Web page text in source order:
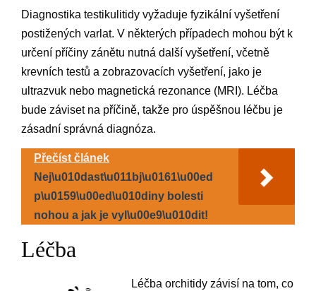
Diagnostika testikulitidy vyžaduje fyzikální vyšetření
postižených varlat. V některých případech mohou být k
určení příčiny zánětu nutná další vyšetření, včetně
krevních testů a zobrazovacích vyšetření, jako je
ultrazvuk nebo magnetická rezonance (MRI). Léčba
bude záviset na příčině, takže pro úspěšnou léčbu je
zásadní správná diagnóza.
Přečíst článek
Nej\u010dast\u011bj\u0161\u00ed
p\u0159\u00ed\u010diny bolesti
nohou a jak je vyl\u00e9\u010dit!
Léčba
Léčba orchitidy závisí na tom, co